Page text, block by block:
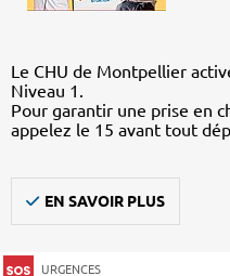
Le CHU de Montpellier
Niveau 1.
Pour garantir une prise en
appelez le 15 avant tout
EN SAVOIR PLUS
URGENCES